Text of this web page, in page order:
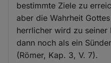
bestimmte Ziele zu
aber die Wahrheit
herrlicher wird zu
dann noch als ein
(Römer, Kap. 3, V. 7).